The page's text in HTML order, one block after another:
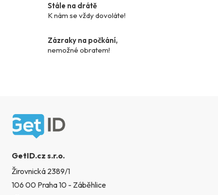
y
p
i
Stále na drátě
K nám se vždy dovoláte!
Zázraky na počkání,
nemožné obratem!
Zápatí
GetID.cz s.r.o.
Žirovnická 2389/1
106 00 Praha 10 - Záběhlice